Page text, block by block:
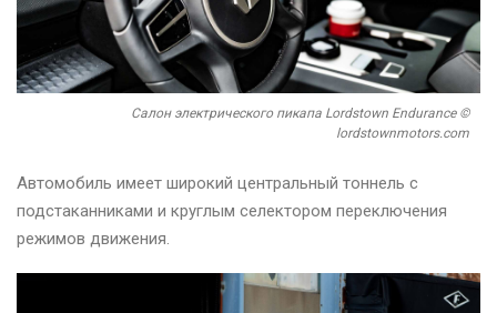
Салон электрического пикапа Lordstown Endurance ©
lordstownmotors.com
Автомобиль имеет широкий центральный тоннель с
подстаканниками и круглым селектором переключения
режимов движения.